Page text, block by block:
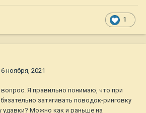
1
6 ноября, 2021
Я правильно понимаю, что при
затягивать поводок-ринговку
удавки? Можно как и раньше на